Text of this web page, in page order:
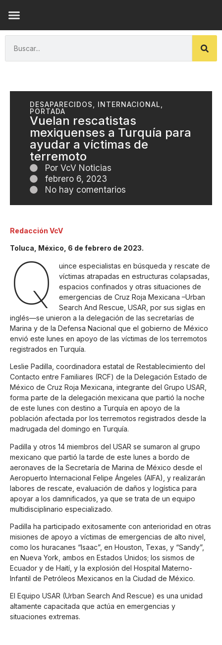
DESAPARECIDOS INTERNACIONAL
PORTADA
Vuelan rescatistas
mexiquenses a Turquía para
ayudar a víctimas de
terremoto
Por VcV Noticias
febrero 6, 2023
No hay comentarios
Redacción VcV
Toluca, México, 6 de febrero de 2023.
Q
uince especialistas en búsqueda y rescate de
víctimas atrapadas en estructuras colapsadas,
espacios confinados y otras situaciones de
emergencias de Cruz Roja Mexicana –Urban
Search And Rescue, USAR, por sus siglas en
inglés—se unieron a la delegación de las secretarías de
Marina y de la Defensa Nacional que el gobierno de México
envió este lunes en apoyo de las víctimas de los terremotos
registrados en Turquía.
Leslie Padilla, coordinadora estatal de Restablecimiento del
Contacto entre Familiares (RCF) de la Delegación Estado de
México de Cruz Roja Mexicana, integrante del Grupo USAR,
forma parte de la delegación mexicana que partió la noche
de este lunes con destino a Turquía en apoyo de la
población afectada por los terremotos registrados desde la
madrugada del domingo en Turquía.
Padilla y otros 14 miembros del USAR se sumaron al grupo
mexicano que partió la tarde de este lunes a bordo de
aeronaves de la Secretaría de Marina de México desde el
Aeropuerto Internacional Felipe Ángeles (AIFA), y realizarán
labores de rescate, evaluación de daños y logística para
apoyar a los damnificados, ya que se trata de un equipo
multidisciplinario especializado.
Padilla ha participado exitosamente con anterioridad en otras
misiones de apoyo a víctimas de emergencias de alto nivel,
como los huracanes “Isaac”, en Houston, Texas, y “Sandy”,
en Nueva York, ambos en Estados Unidos; los sismos de
Ecuador y de Haití, y la explosión del Hospital Materno-
Infantil de Petróleos Mexicanos en la Ciudad de México.
El Equipo USAR (Urban Search And Rescue) es una unidad
altamente capacitada que actúa en emergencias y
situaciones extremas.